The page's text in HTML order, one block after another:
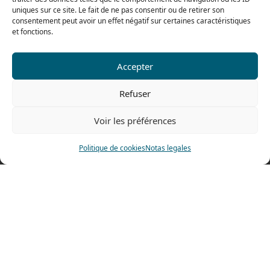
uniques sur ce site. Le fait de ne pas consentir ou de retirer son
consentement peut avoir un effet négatif sur certaines caractéristiques
et fonctions.
Accepter
Refuser
Voir les préférences
Politique de cookiesNotas legales
Contáctenos
Fax: 0033 474 62 81 69
69400 Villefranche sur Saône